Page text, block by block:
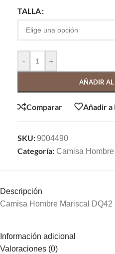
TALLA
- +
AÑADIR AL
Comparar Añadir a
SKU:9004490
Categoría: Camisa Hombre
Descripción
Camisa Hombre Mariscal DQ42
Información adicional
Valoraciones (0)